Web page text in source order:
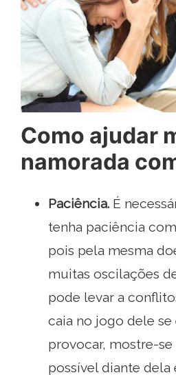
Como ajudar
namorada
Paciência. É
tenha paciência
pois pela mesma
muitas oscilações
pode levar a
caia no jogo dele se
provocar, mostre-
possível diante dela